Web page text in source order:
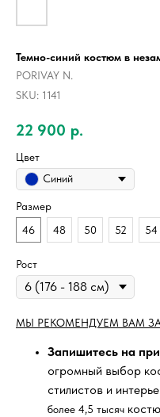
Темно-синий костюм в
PORIVAY N.
SKU: 1141
22 900 р.
Цвет
Синий
Размер
46
48 50 52 54
Рост
МЫ РЕКОМЕНДУЕМ ВАМ
Запишитесь на
огромный выбор
стилистов и
более 4,5 тысяч